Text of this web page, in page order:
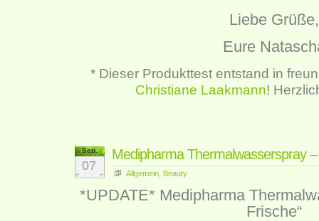
Liebe Grüße,
Eure
* Dieser Produkttest entstand in
Christiane Laakmann!
Sep.
07
Medipharma Thermalwasserspray
Allgemein Beauty
*UPDATE* Medipharma
Frische“